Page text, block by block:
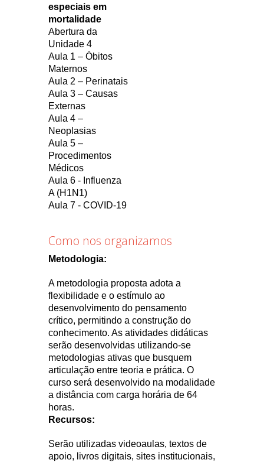
especiais em
mortalidade
Abertura da
Unidade 4
Aula 1 – Óbitos
Maternos
Aula 2 – Perinatais
Aula 3 – Causas
Externas
Aula 4 –
Neoplasias
Aula 5 –
Procedimentos
Médicos
Aula 6 - Influenza
A (H1N1)
Aula 7 - COVID-19
Como nos organizamos
Metodologia:
A metodologia proposta adota a
flexibilidade e o estímulo ao
desenvolvimento do pensamento
crítico, permitindo a construção do
conhecimento. As atividades didáticas
serão desenvolvidas utilizando-se
metodologias ativas que busquem
articulação entre teoria e prática. O
curso será desenvolvido na modalidade
a distância com carga horária de 64
horas.
Recursos:
Serão utilizadas videoaulas, textos de
apoio, livros digitais, sites institucionais,